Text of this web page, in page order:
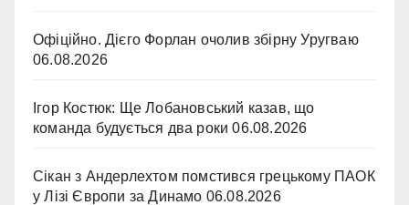
Офіційно. Дієго Форлан очолив збірну Уругваю
06.08.2026
Ігор Костюк: Ще Лобановський казав, що
команда будується два роки 06.08.2026
Сікан з Андерлехтом помстився грецькому ПАОК
у Лізі Європи за Динамо 06.08.2026